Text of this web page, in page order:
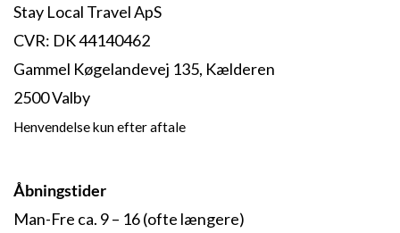
Stay Local Travel ApS
CVR: DK 44140462
Gammel Køgelandevej 135, Kælderen
2500 Valby
Henvendelse kun efter aftale
Åbningstider
Man-Fre ca. 9 – 16 (ofte længere)